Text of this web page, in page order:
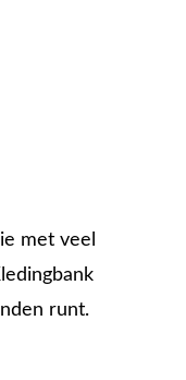
met veel
runt.